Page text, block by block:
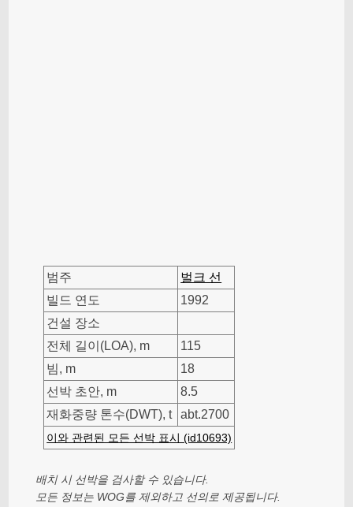
범주
벌크 선
빌드 연도
1992
건설 장소
전체 길이(LOA), m
115
빔, m
18
선박 초안, m
8.5
재화중량 톤수(DWT), t
abt.2700
이와 관련된 모든 선박 표시 (id10693)
배치 시 선박을 검사할 수 있습니다.
모든 정보는 WOG를 제외하고 선의로 제공됩니다.